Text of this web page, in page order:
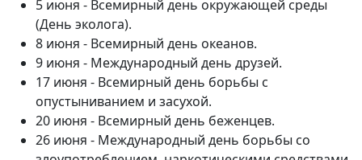
5 июня - Всемирный день окружающей среды
(День эколога).
8 июня - Всемирный день океанов.
9 июня - Международный день друзей.
17 июня - Всемирный день борьбы с
опустыниванием и засухой.
20 июня - Всемирный день беженцев.
26 июня - Международный день борьбы со